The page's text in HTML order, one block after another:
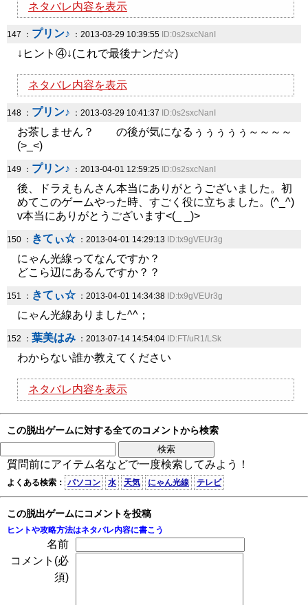
ネタバレ内容を表示
147 ： プリン♪ ：2013-03-29 10:39:55 ID:0s2sxcNanI
↓ヒント④↓(これで最後ナンだ☆)
ネタバレ内容を表示
148 ： プリン♪ ：2013-03-29 10:41:37 ID:0s2sxcNanI
お茶しません？ の後が気になるぅぅぅぅぅ～～～～
(>_<)
149 ： プリン♪ ：2013-04-01 12:59:25 ID:0s2sxcNanI
後、ドラえもんさん本当にありがとうございました。初
めてこのゲームやった時、すごく役に立ちました。(^_^)
v本当にありがとうございます<(_ _)>
150 ： きてぃ☆ ：2013-04-01 14:29:13 ID:tx9gVEUr3g
にゃん光線ってなんですか？
どこら辺にあるんですか？？
151 ： きてぃ☆ ：2013-04-01 14:34:38 ID:tx9gVEUr3g
にゃん光線ありました^^；
152 ： 葉美はみ ：2013-07-14 14:54:04 ID:FT/uR1/LSk
わからない誰か教えてください
ネタバレ内容を表示
この脱出ゲームに対する全てのコメントから検索
質問前にアイテム名などで一度検索してみよう！
よくある検索： パソコン 水 天気 にゃん光線 テレビ
この脱出ゲームにコメントを投稿
ヒントや攻略方法はネタバレ内容に書こう
名前
コメント(必
須)